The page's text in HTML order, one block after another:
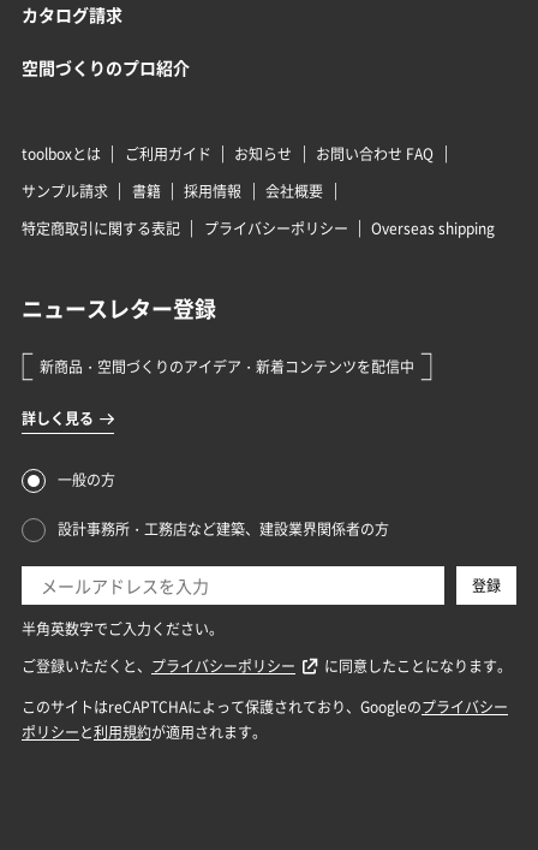
カタログ請求
空間づくりのプロ紹介
toolboxとは ご利用ガイド お知らせ
お問い合わせ FAQ
サンプル請求
書籍 採用情報
会社概要
特定商取引に関する表記
プライバシーポリシー Overseas shipping